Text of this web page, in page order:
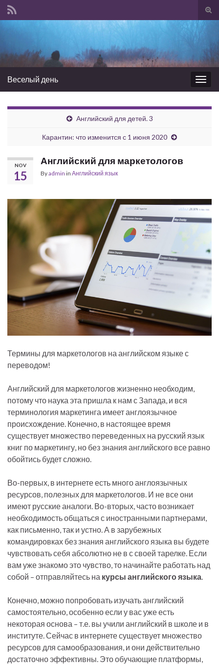
Веселый день
Английский для детей. 3
Карантин: что изменится с 1 июня 2020
NOV
15
Английский для маркетологов
Byadmin in Английский язык
Термины для маркетологов на английском языке с
переводом!
Английский для маркетологов жизненно необходим,
потому что наука эта пришла к нам с Запада, и вся
терминология маркетинга имеет англоязычное
происхождение. Конечно, в настоящее время
существует множество переведенных на русский язык
книг по маркетингу, но без знания английского все равно
обойтись будет сложно.
Во-первых, в интернете есть много англоязычных
ресурсов, полезных для маркетологов. И не все они
имеют русские аналоги. Во-вторых, часто возникает
необходимость общаться с иностранными партнерами,
как письменно, так и устно. А в зарубежных
командировках без знания английского языка вы будете
чувствовать себя абсолютно не в с своей тарелке. Если
вам уже знакомо это чувство, то начинайте работать над
собой – отправляйтесь на курсы английского языка
Конечно, можно попробовать изучать английский
самостоятельно, особенно если у вас уже есть
некоторая основа – т.е. вы учили английский в школе и в
институте. Сейчас в интернете существует множество
ресурсов для самообразования, и они действительно
достаточно эффективны. Это обучающие платформы,